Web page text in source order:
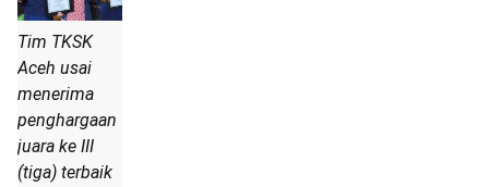
Tim TKSK
Aceh usai
menerima
penghargaan
juara ke III
(tiga) terbaik